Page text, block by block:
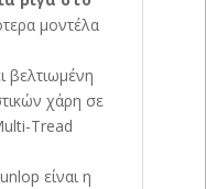
μοντέλα
βελτιωμένη
χάρη σε
Tread
είναι η